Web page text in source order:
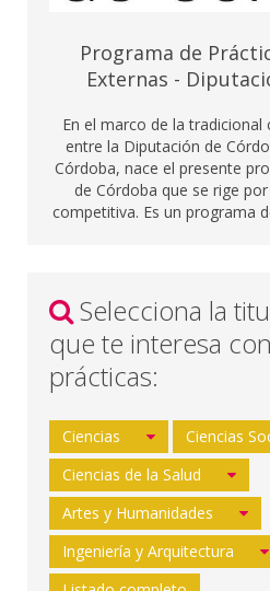
Programa de
Externas -
En el marco de la
entre la Diputación de
Córdoba, nace el presente
de Córdoba que se rige
competitiva. Es un programa
Selecciona la
que te interesa
prácticas:
Ciencias
Ciencias
Ciencias de la Salud
Artes y Humanidades
Ingeniería y Arquitectura